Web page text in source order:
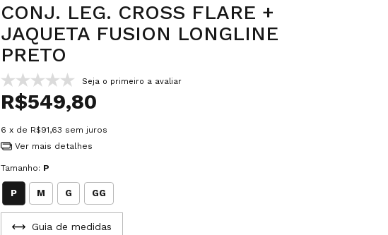
CONJ. LEG. CROSS FLARE +
JAQUETA FUSION LONGLINE
PRETO
Seja o primeiro a avaliar
R$549,80
6 x de R$91,63 sem juros
Ver mais detalhes
Tamanho: P
P M G GG
Guia de medidas